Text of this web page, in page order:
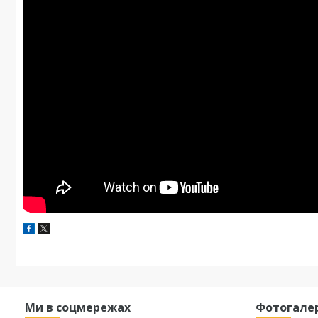
Ми в соцмережах